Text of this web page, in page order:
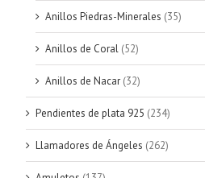
Anillos Piedras-Minerales (35)
Anillos de Coral (52)
Anillos de Nacar (32)
Pendientes de plata 925 (234)
Llamadores de Ángeles (262)